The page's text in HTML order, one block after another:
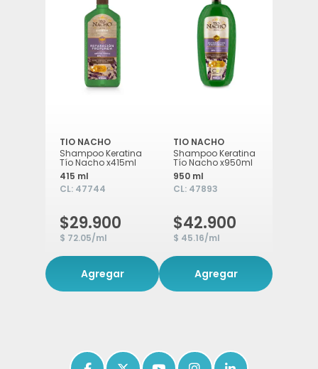
TIO NACHO
Shampoo Keratina
Tío Nacho x415ml
415 ml
CL: 47744
$29.900
$ 72.05/ml
Agregar
TIO NACHO
Shampoo Keratina
Tío Nacho x950ml
950 ml
CL: 47893
$42.900
$ 45.16/ml
Agregar